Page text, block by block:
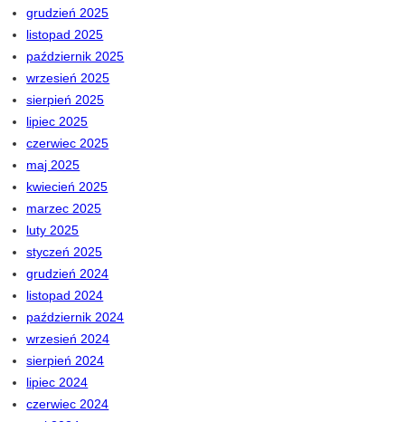
grudzień 2025
listopad 2025
październik 2025
wrzesień 2025
sierpień 2025
lipiec 2025
czerwiec 2025
maj 2025
kwiecień 2025
marzec 2025
luty 2025
styczeń 2025
grudzień 2024
listopad 2024
październik 2024
wrzesień 2024
sierpień 2024
lipiec 2024
czerwiec 2024